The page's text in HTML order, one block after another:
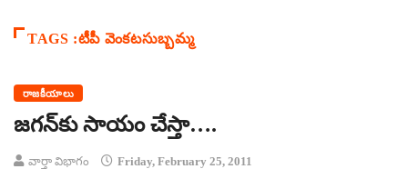
TAGS :టీపీ వెంకటసుబ్బమ్మ
రాజకీయాలు
జగన్‌కు సాయం చేస్తా….
వార్తా విభాగం Friday, February 25, 2011